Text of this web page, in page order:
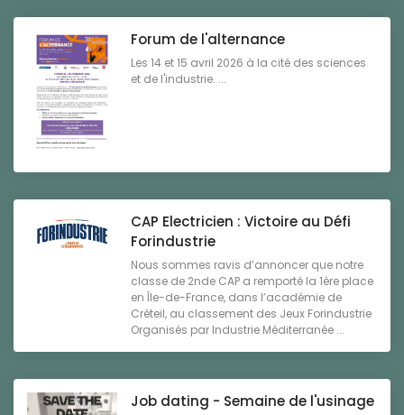
Forum de l'alternance
Les 14 et 15 avril 2026 à la cité des sciences
et de l'industrie. ...
CAP Electricien : Victoire au Défi
Forindustrie
Nous sommes ravis d’annoncer que notre
classe de 2nde CAP a remporté la 1ère place
en Île-de-France, dans l’académie de
Créteil, au classement des Jeux Forindustrie
Organisés par Industrie Méditerranée ...
Job dating - Semaine de l'usinage